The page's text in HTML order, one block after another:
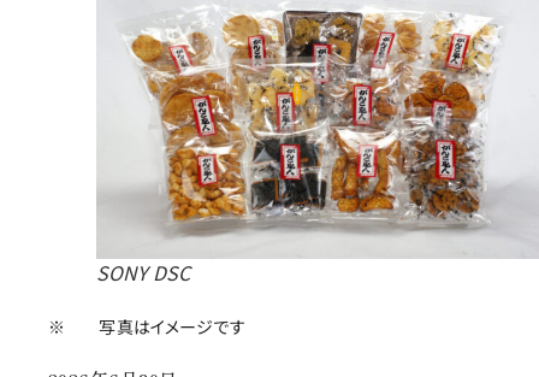
SONY DSC
※ 写真はイメージです